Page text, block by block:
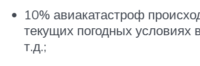
10% авиакатастроф
текущих погодных условиях
т.д.;